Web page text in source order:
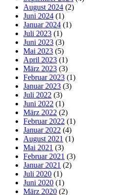
August 2024 (2)
Juni 2024 (1)
Januar 2024 (1)
Juli 2023 (1)
Juni 2023 (3)
Mai 2023 (5)
April 2023 (1)
März 2023 (3)
Februar 2023 (1)
Januar 2023 (3)
Juli 2022 (3)
Juni 2022 (1)
März 2022 (2)
Februar 2022 (1)
Januar 2022 (4)
August 2021 (1)
Mai 2021 (3)
Februar 2021 (3)
Januar 2021 (2)
Juli 2020 (1)
Juni 2020 (1)
März 2020 (2)